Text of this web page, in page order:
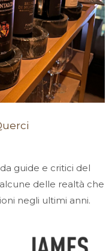
guide e critici del
delle realtà che
negli ultimi anni.